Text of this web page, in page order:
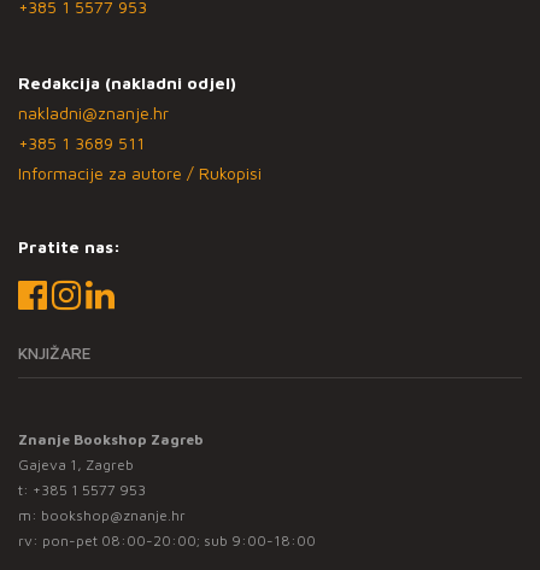
+385 1 5577 953
Redakcija (nakladni odjel)
nakladni@znanje.hr
+385 1 3689 511
Informacije za autore / Rukopisi
Pratite nas:
KNJIŽARE
Znanje Bookshop Zagreb
Gajeva 1, Zagreb
t: +385 1 5577 953
m: bookshop@znanje.hr
rv: pon-pet 08:00-20:00; sub 9:00-18:00